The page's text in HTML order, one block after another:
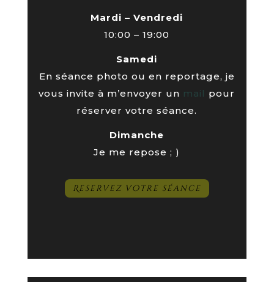
Mardi – Vendredi
10:00 – 19:00
Samedi
En séance photo ou en reportage, je
vous invite à m’envoyer un mail pour
réserver votre séance.
Dimanche
Je me repose ; )
Reservez votre séance